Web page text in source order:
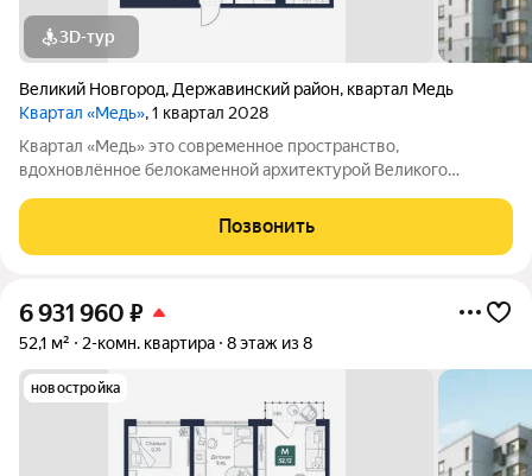
3D-тур
Великий Новгород, Державинский район, квартал Медь
Квартал «Медь», 1 квартал 2028
Квартал «Медь» это современное пространство,
вдохновлённое белокаменной архитектурой Великого
города элементов: из меди новгородские мастера отливали
колокола и украшения, а в зодчестве ценились
Позвонить
6 931 960 ₽
52,1 м² 2-комн. квартира 8 этаж из 8
новостройка